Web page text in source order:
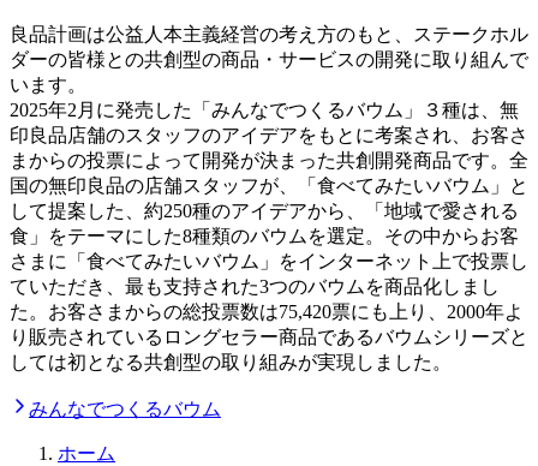
良品計画は公益人本主義経営の考え方のもと、ステークホル
ダーの皆様との共創型の商品・サービスの開発に取り組んで
います。
2025年2月に発売した「みんなでつくるバウム」３種は、無
印良品店舗のスタッフのアイデアをもとに考案され、お客さ
まからの投票によって開発が決まった共創開発商品です。全
国の無印良品の店舗スタッフが、「食べてみたいバウム」と
して提案した、約250種のアイデアから、「地域で愛される
食」をテーマにした8種類のバウムを選定。その中からお客
さまに「食べてみたいバウム」をインターネット上で投票し
ていただき、最も支持された3つのバウムを商品化しまし
た。お客さまからの総投票数は75,420票にも上り、2000年よ
り販売されているロングセラー商品であるバウムシリーズと
しては初となる共創型の取り組みが実現しました。
みんなでつくるバウム
ホーム